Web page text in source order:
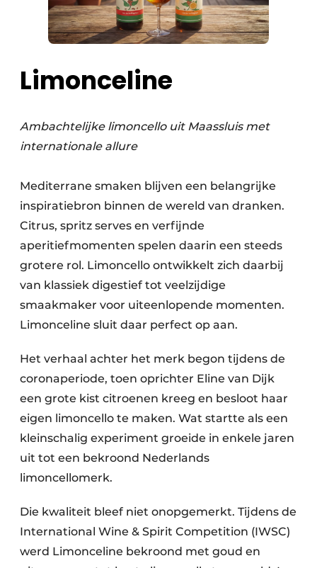
Limonceline
Ambachtelijke limoncello uit Maassluis met
internationale allure
Mediterrane smaken blijven een belangrijke
inspiratiebron binnen de wereld van dranken.
Citrus, spritz serves en verfijnde
aperitiefmomenten spelen daarin een steeds
grotere rol. Limoncello ontwikkelt zich daarbij
van klassiek digestief tot veelzijdige
smaakmaker voor uiteenlopende momenten.
Limonceline sluit daar perfect op aan.
Het verhaal achter het merk begon tijdens de
coronaperiode, toen oprichter Eline van Dijk
een grote kist citroenen kreeg en besloot haar
eigen limoncello te maken. Wat startte als een
kleinschalig experiment groeide in enkele jaren
uit tot een bekroond Nederlands
limoncellomerk.
Die kwaliteit bleef niet onopgemerkt. Tijdens de
International Wine & Spirit Competition (IWSC)
werd Limonceline bekroond met goud en